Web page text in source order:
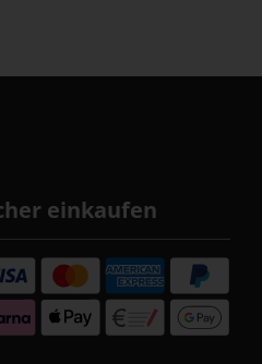
einkaufen